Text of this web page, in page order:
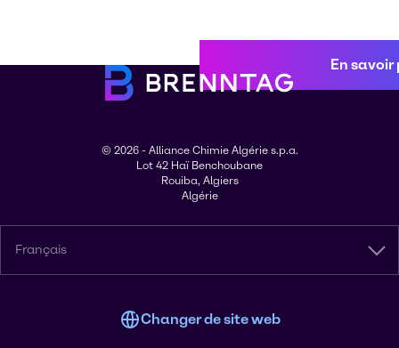
En savoir
© 2026 - Alliance Chimie Algérie s.p.a.
Lot 42 Haï Benchoubane
Rouiba, Algiers
Algérie
Français
Changer de site web